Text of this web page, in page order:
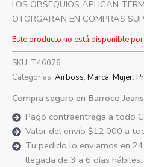
LOS OBSEQUIOS APLICAN
OTORGARAN EN COMPRAS
Este producto no está disponible
SKU: T46076
Categorías: Airboss, Marca, Mujer,
Compra seguro en Barroco Jeans
Pago contraentrega a todo
Valor del envío $12.000 a
Tu pedido lo enviamos en
llegada de 3 a 6 días hábiles.